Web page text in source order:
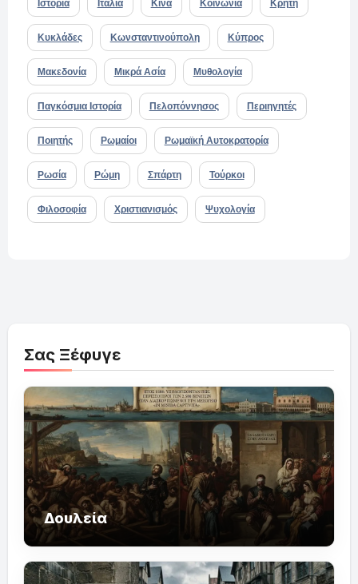
Ιστορία Ιταλία Κίνα Κοινωνία Κρήτη
Κυκλάδες Κωνσταντινούπολη Κύπρος
Μακεδονία Μικρά Ασία Μυθολογία
Παγκόσμια Ιστορία Πελοπόννησος Περιηγητές
Ποιητής Ρωμαίοι Ρωμαϊκή Αυτοκρατορία
Ρωσία Ρώμη Σπάρτη Τούρκοι
Φιλοσοφία Χριστιανισμός Ψυχολογία
Σας Ξέφυγε
Δουλεία